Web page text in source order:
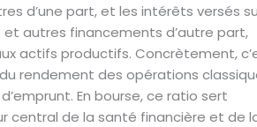
d’une part, et les intérêts versés
autres financements d’autre part,
actifs productifs. Concrètement,
rendement des opérations
En bourse, ce ratio sert
central de la santé financière et de